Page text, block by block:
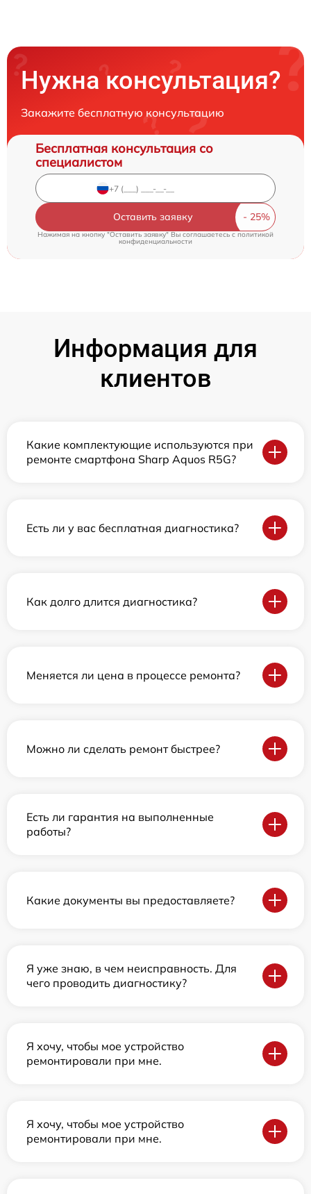
Нужна консультация?
Закажите бесплатную консультацию
Бесплатная консультация со
специалистом
Оставить заявку
Нажимая на кнопку "Оставить заявку" Вы соглашаетесь c политикой
конфиденциальности
Информация для
клиентов
Какие комплектующие используются при
ремонте смартфона Sharp Aquos R5G?
Есть ли у вас бесплатная диагностика?
Как долго длится диагностика?
Меняется ли цена в процессе ремонта?
Можно ли сделать ремонт быстрее?
Есть ли гарантия на выполненные
работы?
Какие документы вы предоставляете?
Я уже знаю, в чем неисправность. Для
чего проводить диагностику?
Я хочу, чтобы мое устройство
ремонтировали при мне.
Я хочу, чтобы мое устройство
ремонтировали при мне.